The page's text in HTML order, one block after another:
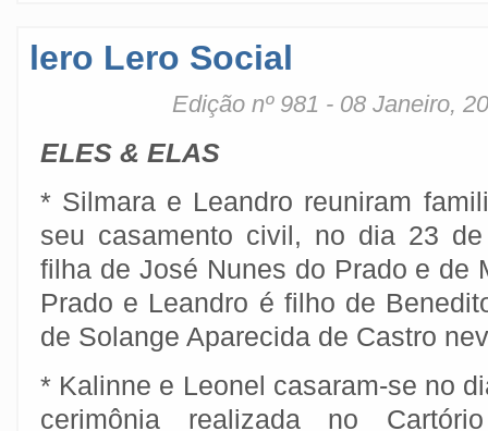
lero Lero Social
Edição nº 981 - 08 Janeiro,
ELES & ELAS
* Silmara e Leandro reuniram
seu casamento civil, no dia 23
filha de José Nunes do Prado e de
Prado e Leandro é filho de
de Solange Aparecida de Castro
* Kalinne e Leonel casaram-se no
cerimônia realizada no